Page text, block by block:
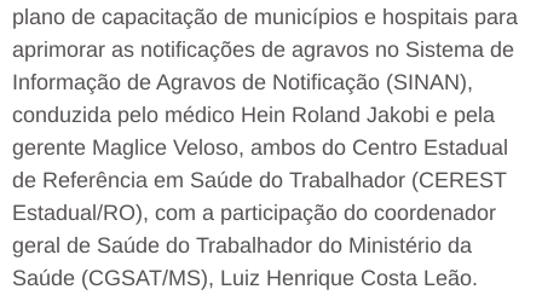
plano de capacitação de municípios e hospitais para
aprimorar as notificações de agravos no Sistema de
Informação de Agravos de Notificação (SINAN),
conduzida pelo médico Hein Roland Jakobi e pela
gerente Maglice Veloso, ambos do Centro Estadual
de Referência em Saúde do Trabalhador (CEREST
Estadual/RO), com a participação do coordenador
geral de Saúde do Trabalhador do Ministério da
Saúde (CGSAT/MS), Luiz Henrique Costa Leão.